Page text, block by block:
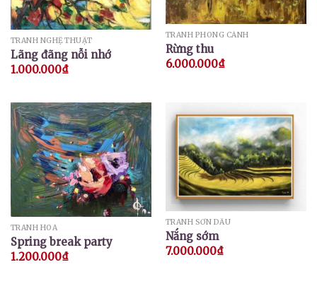
TRANH NGHỆ THUẬT
Lãng đãng nỗi nhớ
1.000.000₫
TRANH PHONG CẢNH
Rừng thu
6.000.000₫
TRANH HOA
Spring break party
1.200.000₫
TRANH SƠN DẦU
Nắng sớm
7.000.000₫